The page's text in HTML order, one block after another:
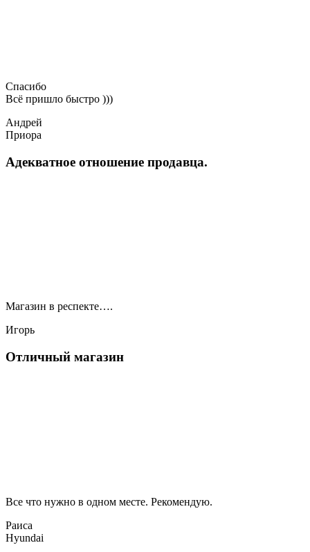
Спасибо
Всё пришло быстро )))
Андрей
Приора
Адекватное отношение продавца.
Магазин в респекте….
Игорь
Отличный магазин
Все что нужно в одном месте. Рекомендую.
Раиса
Hyundai